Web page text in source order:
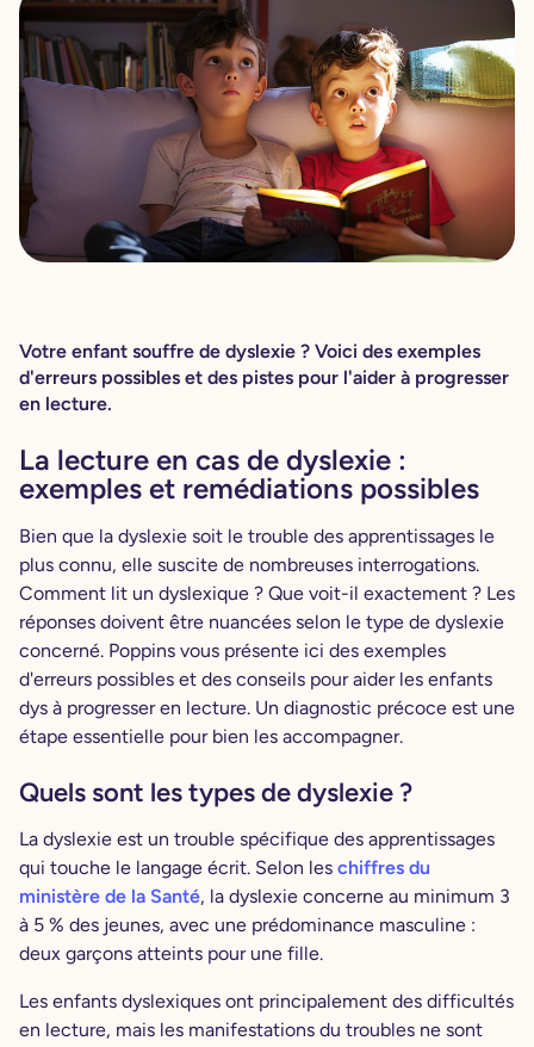
Votre enfant souffre de dyslexie ? Voici des exemples
d'erreurs possibles et des pistes pour l'aider à progresser
en lecture.
La lecture en cas de dyslexie :
exemples et remédiations possibles
Bien que la dyslexie soit le trouble des apprentissages le
plus connu, elle suscite de nombreuses interrogations.
Comment lit un dyslexique ? Que voit-il exactement ? Les
réponses doivent être nuancées selon le type de dyslexie
concerné. Poppins vous présente ici des exemples
d'erreurs possibles et des conseils pour aider les enfants
dys à progresser en lecture. Un diagnostic précoce est une
étape essentielle pour bien les accompagner.
Quels sont les types de dyslexie ?
La dyslexie est un trouble spécifique des apprentissages
qui touche le langage écrit. Selon les chiffres du
ministère de la Santé, la dyslexie concerne au minimum 3
à 5 % des jeunes, avec une prédominance masculine :
deux garçons atteints pour une fille.
Les enfants dyslexiques ont principalement des difficultés
en lecture, mais les manifestations du troubles ne sont